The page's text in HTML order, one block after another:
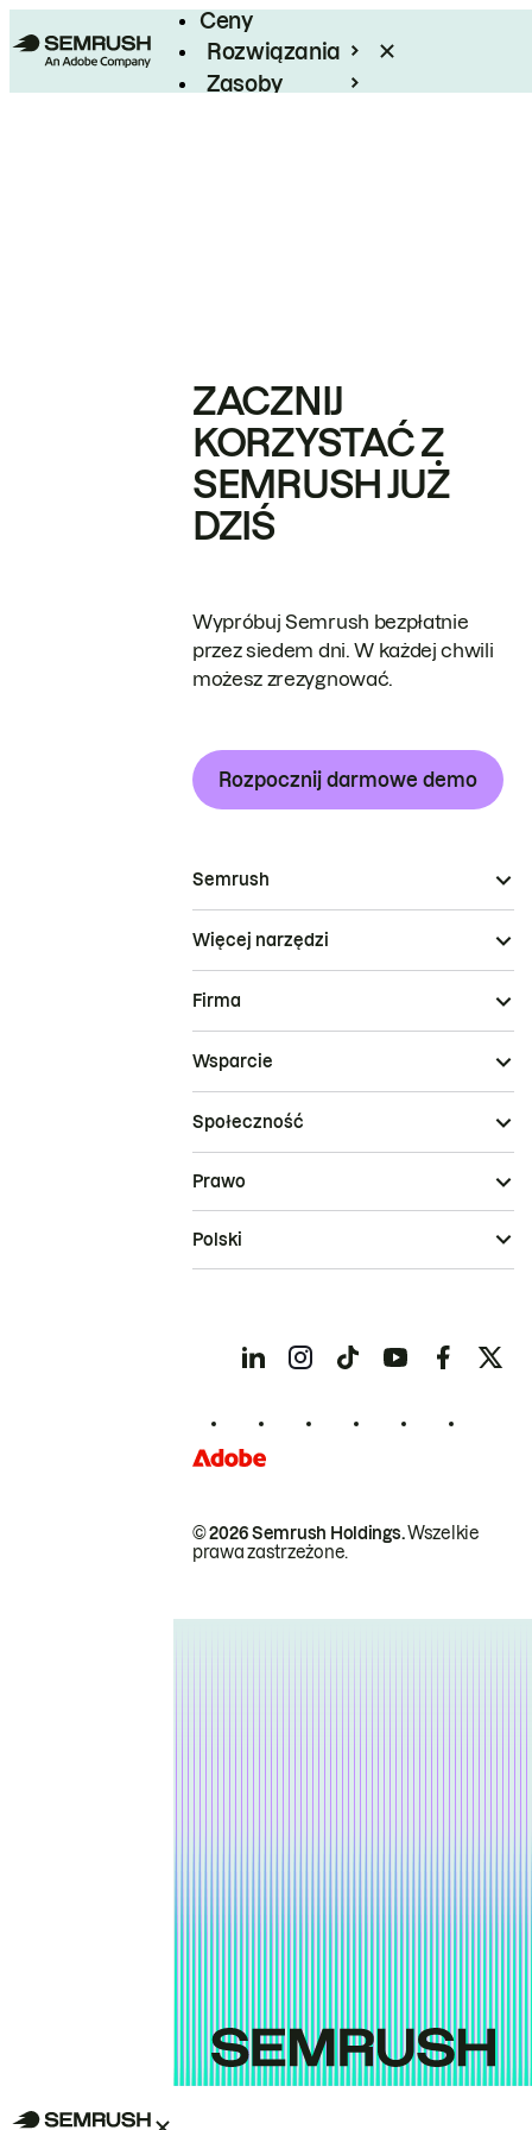
Ceny
Rozwiązania
Zasoby
ZACZNIJ
KORZYSTAĆ Z
SEMRUSH JUŻ
DZIŚ
Wypróbuj Semrush bezpłatnie
przez siedem dni. W każdej chwili
możesz zrezygnować.
Rozpocznij darmowe demo
Semrush
Więcej narzędzi
Firma
Wsparcie
Społeczność
© 2026 Semrush Holdings.Wszelkie
prawa zastrzeżone.
Prawo
Polski